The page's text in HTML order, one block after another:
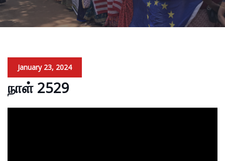
January 23, 2024
நாள் 2529